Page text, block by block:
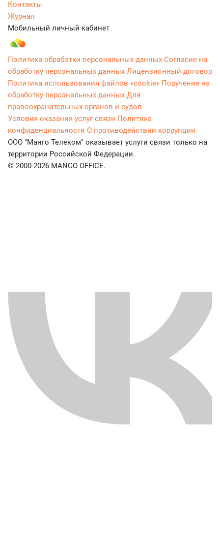
Контакты
Журнал
Мобильный личный кабинет
Политика обработки персональных данных Согласие на
обработку персональных данных Лицензионный договор
Политика использования файлов «cookie» Поручение на
обработку персональных данных Для
правоохранительных органов и судов
Условия оказания услуг связи Политика
конфиденциальности О противодействии коррупции
ООО "Манго Телеком" оказывает услуги связи только на
территории Российской Федерации.
© 2000-2026 MANGO OFFICE.